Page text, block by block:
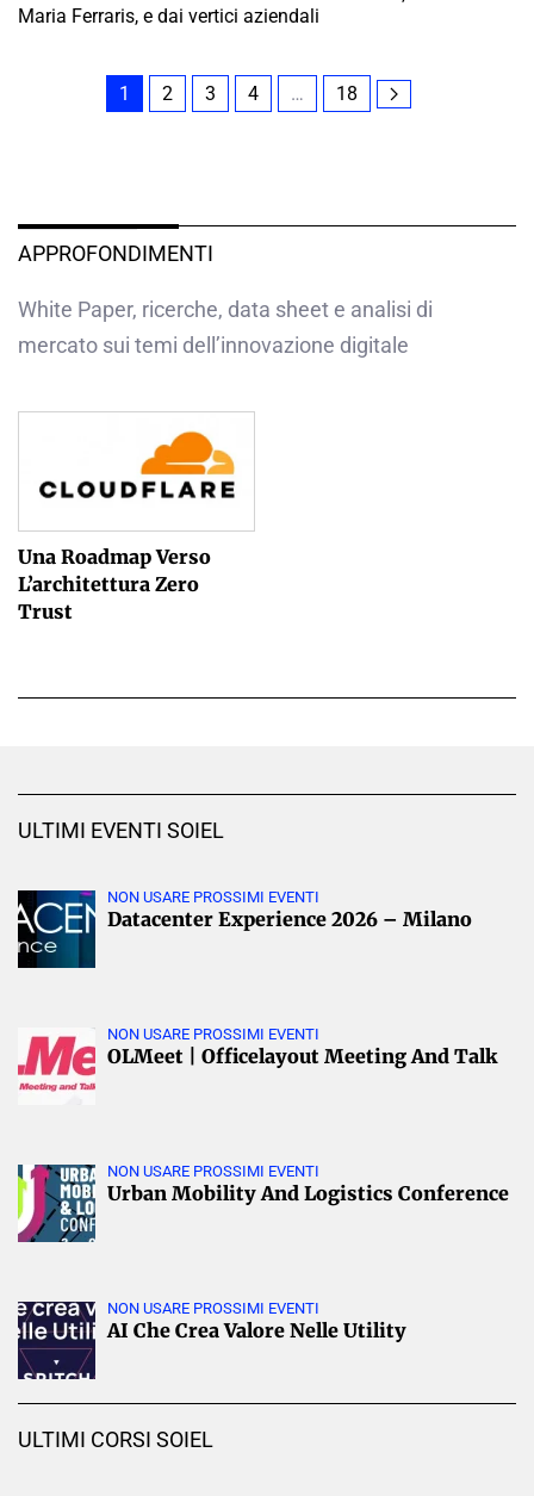
Maria Ferraris, e dai vertici aziendali
1 2 3 4 … 18
APPROFONDIMENTI
White Paper, ricerche, data sheet e analisi di
mercato sui temi dell’innovazione digitale
Una Roadmap Verso
L’architettura Zero
Trust
ULTIMI EVENTI SOIEL
NON USARE PROSSIMI EVENTI
Datacenter Experience 2026 – Milano
NON USARE PROSSIMI EVENTI
OLMeet | Officelayout Meeting And Talk
NON USARE PROSSIMI EVENTI
Urban Mobility And Logistics Conference
NON USARE PROSSIMI EVENTI
AI Che Crea Valore Nelle Utility
ULTIMI CORSI SOIEL